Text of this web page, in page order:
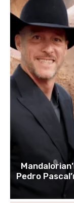
Pedro